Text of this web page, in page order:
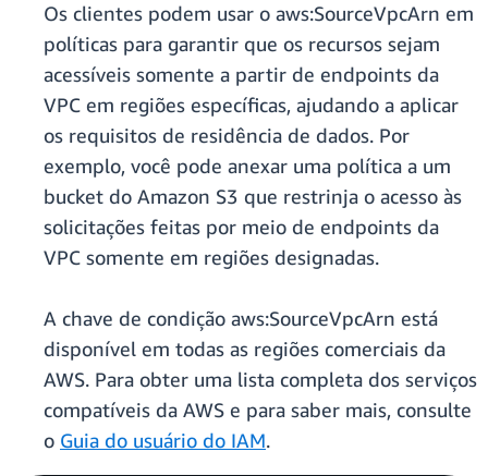
Os clientes podem usar o aws:SourceVpcArn em
políticas para garantir que os recursos sejam
acessíveis somente a partir de endpoints da
VPC em regiões específicas, ajudando a aplicar
os requisitos de residência de dados. Por
exemplo, você pode anexar uma política a um
bucket do Amazon S3 que restrinja o acesso às
solicitações feitas por meio de endpoints da
VPC somente em regiões designadas.
A chave de condição aws:SourceVpcArn está
disponível em todas as regiões comerciais da
AWS. Para obter uma lista completa dos serviços
compatíveis da AWS e para saber mais, consulte
o Guia do usuário do IAM.